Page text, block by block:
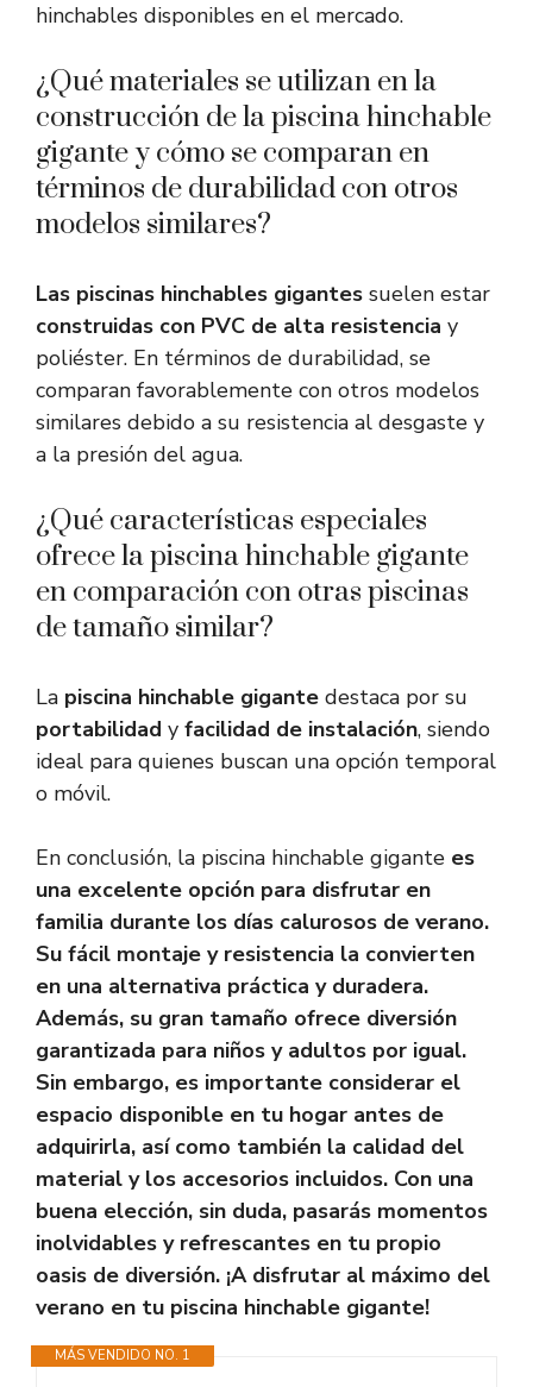
hinchables disponibles en el mercado.
¿Qué materiales se utilizan en la
construcción de la piscina hinchable
gigante y cómo se comparan en
términos de durabilidad con otros
modelos similares?
Las piscinas hinchables gigantes suelen estar
construidas con PVC de alta resistencia y
poliéster. En términos de durabilidad, se
comparan favorablemente con otros modelos
similares debido a su resistencia al desgaste y
a la presión del agua.
¿Qué características especiales
ofrece la piscina hinchable gigante
en comparación con otras piscinas
de tamaño similar?
La piscina hinchable gigante destaca por su
portabilidad y facilidad de instalación, siendo
ideal para quienes buscan una opción temporal
o móvil.
En conclusión, la piscina hinchable gigante es
una excelente opción para disfrutar en
familia durante los días calurosos de verano.
Su fácil montaje y resistencia la convierten
en una alternativa práctica y duradera.
Además, su gran tamaño ofrece diversión
garantizada para niños y adultos por igual.
Sin embargo, es importante considerar el
espacio disponible en tu hogar antes de
adquirirla, así como también la calidad del
material y los accesorios incluidos. Con una
buena elección, sin duda, pasarás momentos
inolvidables y refrescantes en tu propio
oasis de diversión. ¡A disfrutar al máximo del
verano en tu piscina hinchable gigante!
MÁS VENDIDO NO. 1